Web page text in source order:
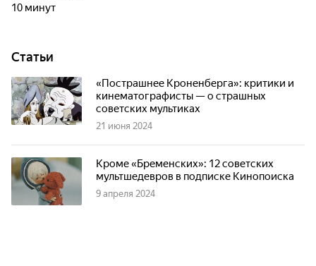
10 минут
Статьи
«Пострашнее Кроненберга»: критики и
кинематографисты — о страшных
советских мультиках
21 июня 2024
Кроме «Бременских»: 12 советских
мультшедевров в подписке Кинопоиска
9 апреля 2024